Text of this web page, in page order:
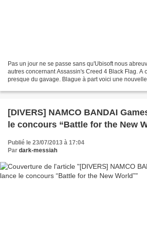
Pas un jour ne se passe sans qu'Ubisoft nous
autres concernant Assassin's Creed 4 Black Flag. A
presque du gavage. Blague à part voici une
[DIVERS] NAMCO BANDAI
le concours “Battle for the New
Publié le 23/07/2013 à 17:04
Par dark-messiah